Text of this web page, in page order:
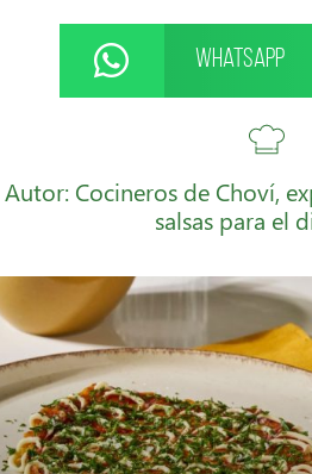
WhatsApp
Autor: Cocineros de Choví,
salsas para el